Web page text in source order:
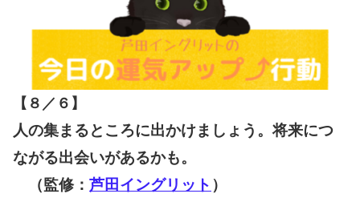
【８／６ 】
人の集まるところに出かけましょう。将来につ
ながる出会いがあるかも。
（監修： 芦田イングリット ）